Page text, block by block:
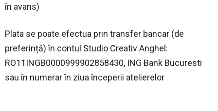
în avans)
Plata se poate efectua prin transfer bancar (de
preferință) în contul Studio Creativ Anghel:
RO11INGB0000999902858430, ING Bank Bucuresti
sau în numerar în ziua începerii atelierelor